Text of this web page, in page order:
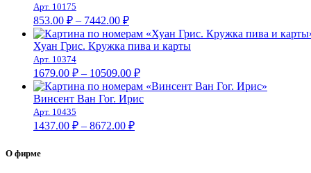
Арт. 10175
853.00 ₽ – 7442.00 ₽Диапазон
цен:
853.00 ₽
7442.00 ₽
Хуан Грис. Кружка пива и карты
Арт. 10374
1679.00 ₽ – 10509.00 ₽Диапазон
цен:
1679.00 ₽
Винсент Ван Гог. Ирис
Арт. 10435
1437.00 ₽ – 8672.00 ₽Диапазон
О фирме